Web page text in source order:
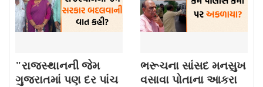
"રાજસ્થાનની જેમ
ગુજરાતમાં પણ દર પાંચ
ભરૂચના સાંસદ મનસુખ
વસાવા પોતાના આકરા